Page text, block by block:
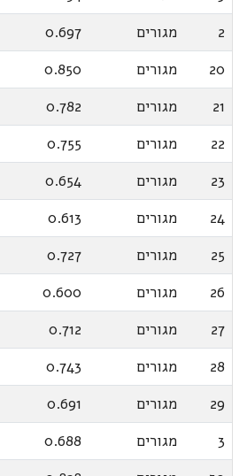
2
מגורים
0.697
20
מגורים
0.850
21
מגורים
0.782
22
מגורים
0.755
23
מגורים
0.654
24
מגורים
0.613
25
מגורים
0.727
26
מגורים
0.600
27
מגורים
0.712
28
מגורים
0.743
29
מגורים
0.691
3
מגורים
0.688